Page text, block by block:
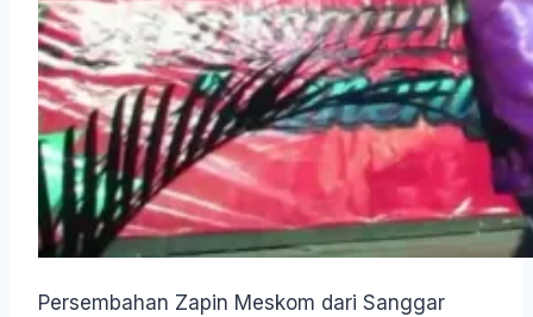
Persembahan Zapin Meskom dari Sanggar